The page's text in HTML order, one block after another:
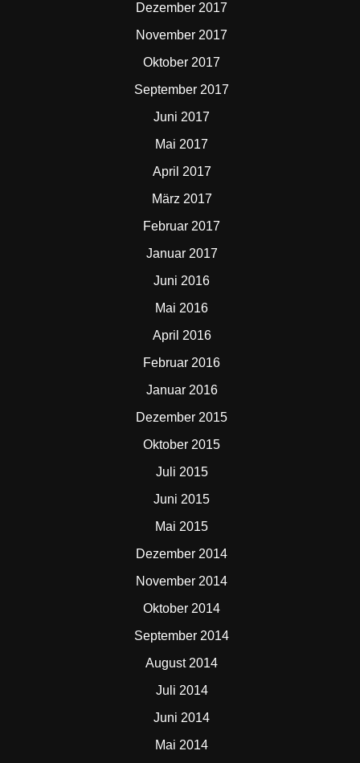
Dezember 2017
November 2017
Oktober 2017
September 2017
Juni 2017
Mai 2017
April 2017
März 2017
Februar 2017
Januar 2017
Juni 2016
Mai 2016
April 2016
Februar 2016
Januar 2016
Dezember 2015
Oktober 2015
Juli 2015
Juni 2015
Mai 2015
Dezember 2014
November 2014
Oktober 2014
September 2014
August 2014
Juli 2014
Juni 2014
Mai 2014